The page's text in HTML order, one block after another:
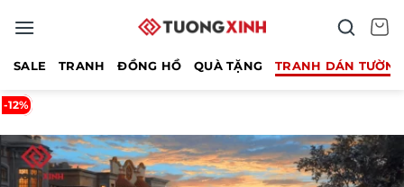
qua
SALE TRANH ĐỒNG HỒ QUÀ TẶNG TRANH DÁN
-12%